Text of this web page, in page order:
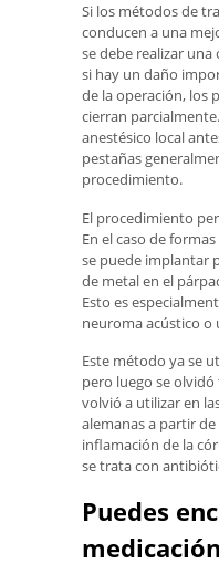
Si los métodos de
conducen a una
se debe realizar
si hay un daño
de la operación, los
cierran
anestésico local
pestañas
procedimiento.
El procedimiento
En el caso de
se puede implantar
de metal en el
Esto es
neuroma acústico
Este método ya se
pero luego se
volvió a utilizar en
alemanas a partir de
inflamación de la
se trata con
Puedes